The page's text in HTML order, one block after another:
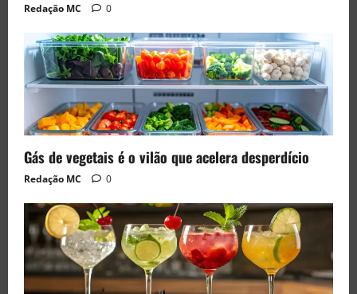
Redação MC 0
Gás de vegetais é o vilão que acelera desperdício
Redação MC 0